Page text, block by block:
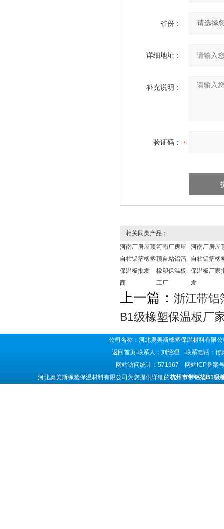
省份：
详细地址：
补充说明：
验证码：
相关同类产品：
河南厂房屋顶
自粘铝箔橡塑
保温板批发
商
河南厂房屋
顶自粘铝箔
橡塑保温板
工厂
河南厂房屋
自粘铝箔橡
保温板厂家
发
上一篇： 浙江带铝
B1级橡塑保温板厂
公司名称：河北奥美斯橡塑保温材料有
返回首页 联系人：刘经理 联系电话：
网站访问统计：571967 网站ICP备案
河北奥美斯橡塑保温材料有限公司为您提供详细的杭州市带铝箔B1级